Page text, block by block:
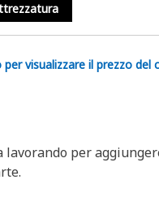
per visualizzare il prezzo del
lavorando per